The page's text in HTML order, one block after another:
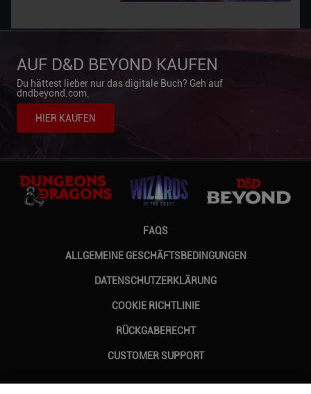
AUF D&D BEYOND KAUFEN
Du hättest lieber nur das digitale Buch? Geh auf
dndbeyond.com.
HIER KAUFEN
FAQS
ALLGEMEINE GESCHÄFTSBEDINGUNGEN
DATENSCHUTZERKLÄRUNG
COOKIE RICHTLINIE
RÜCKGABERECHT
CUSTOMER SUPPORT